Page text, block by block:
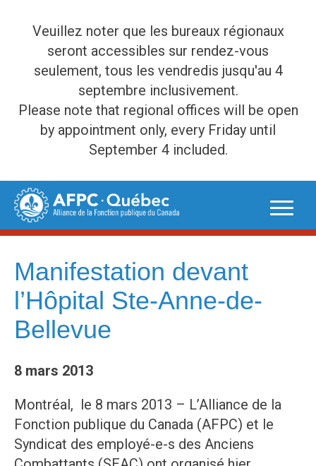
Veuillez noter que les bureaux régionaux
seront accessibles sur rendez-vous
seulement, tous les vendredis jusqu'au 4
septembre inclusivement.
Please note that regional offices will be open
by appointment only, every Friday until
September 4 included.
Skip
content
Manifestation devant
l’Hôpital Ste-Anne-de-
Bellevue
8 mars 2013
Montréal, le 8 mars 2013 – L’Alliance de la
Fonction publique du Canada (AFPC) et le
Syndicat des employé-e-s des Anciens